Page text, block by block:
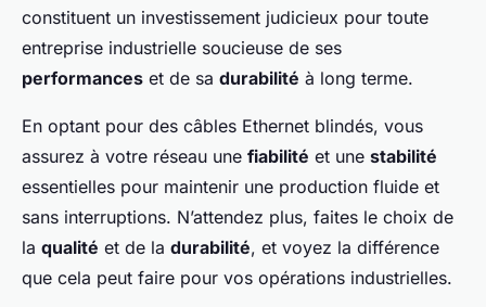
constituent un investissement judicieux pour toute
entreprise industrielle soucieuse de ses
performances et de sa durabilité à long terme.
En optant pour des câbles Ethernet blindés, vous
assurez à votre réseau une fiabilité et une stabilité
essentielles pour maintenir une production fluide et
sans interruptions. N’attendez plus, faites le choix de
la qualité et de la durabilité, et voyez la différence
que cela peut faire pour vos opérations industrielles.